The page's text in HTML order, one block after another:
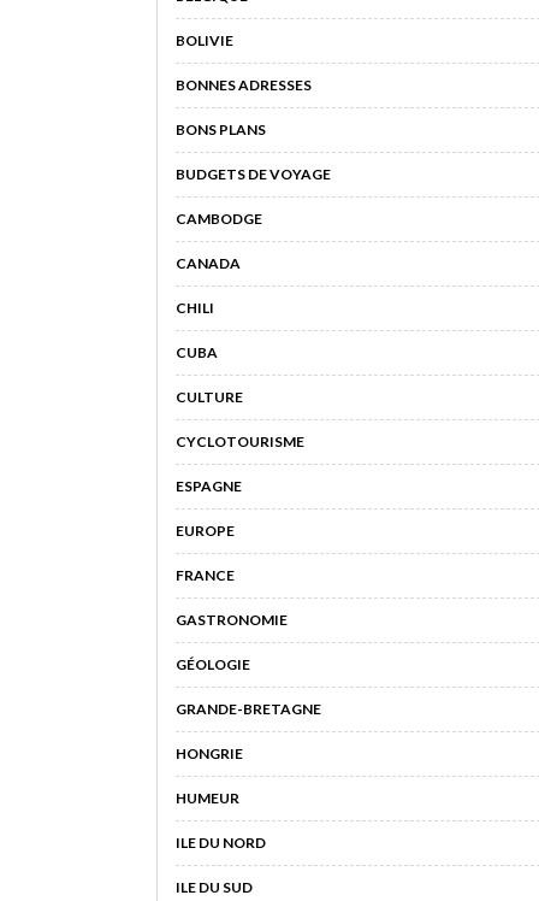
BOLIVIE
BONNES ADRESSES
BONS PLANS
BUDGETS DE VOYAGE
CAMBODGE
CANADA
CHILI
CUBA
CULTURE
CYCLOTOURISME
ESPAGNE
EUROPE
FRANCE
GASTRONOMIE
GÉOLOGIE
GRANDE-BRETAGNE
HONGRIE
HUMEUR
ILE DU NORD
ILE DU SUD